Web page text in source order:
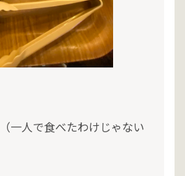
一人で食べたわけじゃない